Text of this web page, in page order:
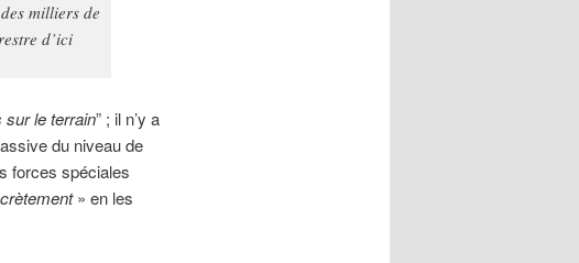
milliers de
d’ici
sur le terrain” ; il n’y a
du niveau de
forces spéciales
ètement» en les